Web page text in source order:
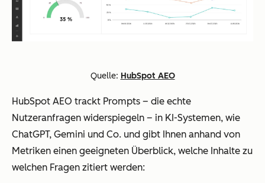
Quelle: HubSpot AEO
HubSpot AEO trackt Prompts – die echte
Nutzeranfragen widerspiegeln – in KI-Systemen, wie
ChatGPT, Gemini und Co. und gibt Ihnen anhand von
Metriken einen geeigneten Überblick, welche Inhalte zu
welchen Fragen zitiert werden: